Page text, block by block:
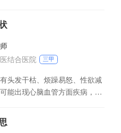
泡，不生长也排不出，所以会
过B超监测以及性激素检查，
孕激素撤退出血治疗，再配合
卵巢早衰。围绝经期
结合医院
三甲
头发干枯、烦躁易怒、性欲减
能出现心脑血管方面疾病，对
查甲状腺功能和性激素水平
。